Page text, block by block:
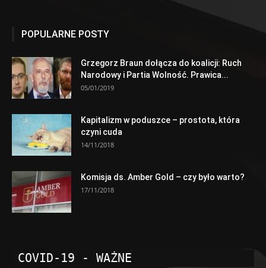
POPULARNE POSTY
Grzegorz Braun dołącza do koalicji: Ruch
Narodowy i Partia Wolność. Prawica...
05/01/2019
Kapitalizm w poduszce – prostota, która
czyni cuda
14/11/2018
Komisja ds. Amber Gold – czy było warto?
17/11/2018
COVID-19 - WAŻNE